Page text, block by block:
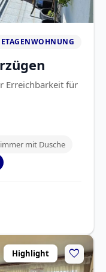
ETAGENWOHNUNG
Erreichbarkeit für
mit Dusche
favorite
Highlight